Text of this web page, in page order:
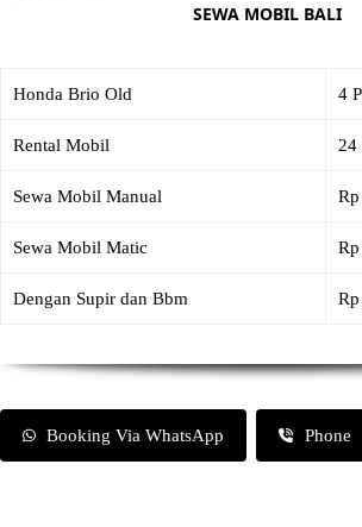
SEWA MOBIL BALI
Honda Brio Old 4
Rental Mobil 24
Sewa Mobil Manual
Sewa Mobil Matic
Dengan Supir dan Bbm
Booking Via WhatsApp Phone